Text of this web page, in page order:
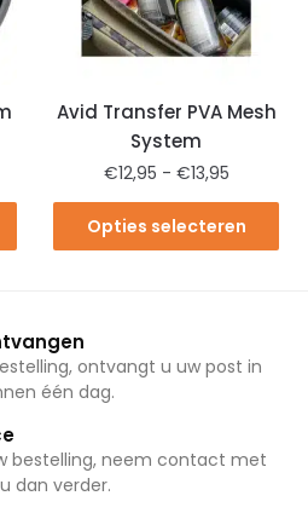
Avid Transfer PVA Mesh
System
€12,95 - €13,95
Opties selecteren
ontvangt u uw post in
één dag.
bestelling, neem contact met
dan verder.